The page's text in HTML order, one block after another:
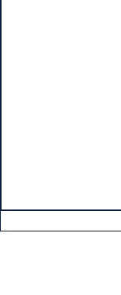
Lｉ箔位置
ご提供